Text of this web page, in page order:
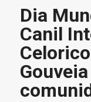
Dia
Canil